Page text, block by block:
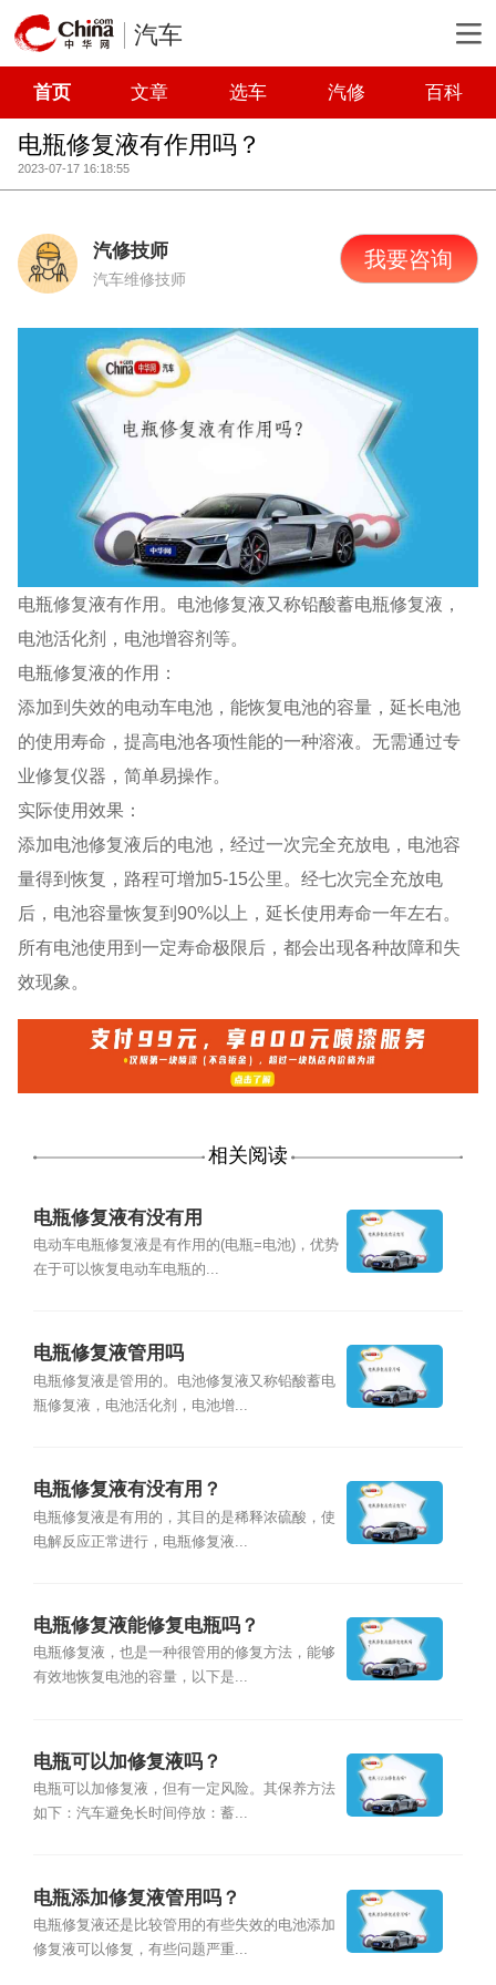
汽车
首页 文章 选车 汽修 百科
电瓶修复液有作用吗？
2023-07-17 16:18:55
汽修技师
汽车维修技师
我要咨询
电瓶修复液有作用。电池修复液又称铅酸蓄电瓶修复液，
电池活化剂，电池增容剂等。
电瓶修复液的作用：
添加到失效的电动车电池，能恢复电池的容量，延长电池
的使用寿命，提高电池各项性能的一种溶液。无需通过专
业修复仪器，简单易操作。
实际使用效果：
添加电池修复液后的电池，经过一次完全充放电，电池容
量得到恢复，路程可增加5-15公里。经七次完全充放电
后，电池容量恢复到90%以上，延长使用寿命一年左右。
所有电池使用到一定寿命极限后，都会出现各种故障和失
效现象。
相关阅读
电瓶修复液有没有用
电动车电瓶修复液是有作用的(电瓶=电池)，优势
在于可以恢复电动车电瓶的...
电瓶修复液管用吗
电瓶修复液是管用的。电池修复液又称铅酸蓄电
瓶修复液，电池活化剂，电池增...
电瓶修复液有没有用？
电瓶修复液是有用的，其目的是稀释浓硫酸，使
电解反应正常进行，电瓶修复液...
电瓶修复液能修复电瓶吗？
电瓶修复液，也是一种很管用的修复方法，能够
有效地恢复电池的容量，以下是...
电瓶可以加修复液吗？
电瓶可以加修复液，但有一定风险。其保养方法
如下：汽车避免长时间停放：蓄...
电瓶添加修复液管用吗？
电瓶修复液还是比较管用的有些失效的电池添加
修复液可以修复，有些问题严重...